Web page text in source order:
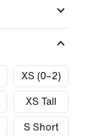
XS (0–2)
XS Tall
S Short